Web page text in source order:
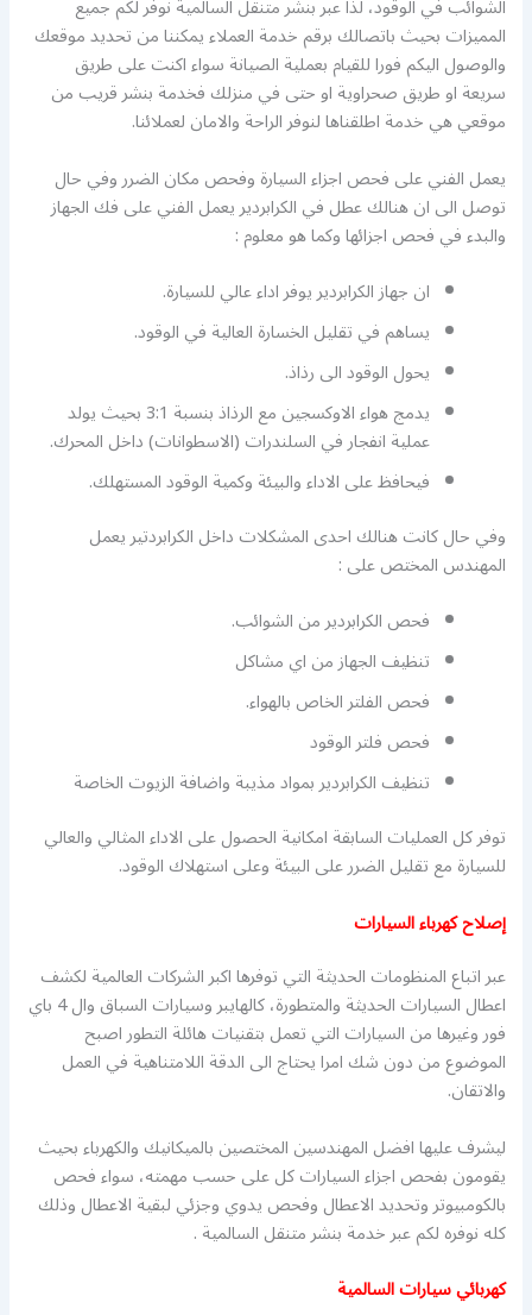
الشوائب في الوقود، لذا عبر بنشر متنقل السالمية نوفر لكم جميع
المميزات بحيث باتصالك برقم خدمة العملاء يمكننا من تحديد موقعك
والوصول اليكم فورا للقيام بعملية الصيانة سواء اكنت على طريق
سريعة او طريق صحراوية او حتى في منزلك فخدمة بنشر قريب من
موقعي هي خدمة اطلقناها لنوفر الراحة والامان لعملائنا.
يعمل الفني على فحص اجزاء السيارة وفحص مكان الضرر وفي حال
توصل الى ان هنالك عطل في الكرابردير يعمل الفني على فك الجهاز
والبدء في فحص اجزائها وكما هو معلوم :
ان جهاز الكرابردير يوفر اداء عالي للسيارة.
يساهم في تقليل الخسارة العالية في الوقود.
يحول الوقود الى رذاذ.
يدمج هواء الاوكسجين مع الرذاذ بنسبة 3:1 بحيث يولد
عملية انفجار في السلندرات (الاسطوانات) داخل المحرك.
فيحافظ على الاداء والبيئة وكمية الوقود المستهلك.
وفي حال كانت هنالك احدى المشكلات داخل الكرابردتير يعمل
المهندس المختص على :
فحص الكرابردير من الشوائب.
تنظيف الجهاز من اي مشاكل
فحص الفلتر الخاص بالهواء.
فحص فلتر الوقود
تنظيف الكرابردير بمواد مذيبة واضافة الزيوت الخاصة
توفر كل العمليات السابقة امكانية الحصول على الاداء المثالي والعالي
للسيارة مع تقليل الضرر على البيئة وعلى استهلاك الوقود.
إصلاح كهرباء السيارات
عبر اتباع المنظومات الحديثة التي توفرها اكبر الشركات العالمية لكشف
اعطال السيارات الحديثة والمتطورة، كالهايبر وسيارات السباق وال 4 باي
فور وغيرها من السيارات التي تعمل بتقنيات هائلة التطور اصبح
الموضوع من دون شك امرا يحتاج الى الدقة اللامتناهية في العمل
والاتقان.
ليشرف عليها افضل المهندسين المختصين بالميكانيك والكهرباء بحيث
يقومون بفحص اجزاء السيارات كل على حسب مهمته، سواء فحص
بالكومبيوتر وتحديد الاعطال وفحص يدوي وجزئي لبقية الاعطال وذلك
كله نوفره لكم عبر خدمة بنشر متنقل السالمية .
كهربائي سيارات السالمية